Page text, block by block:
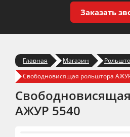
Заказать
Главная Магазин
Свободновисящая рольштора
АЖУР 5540